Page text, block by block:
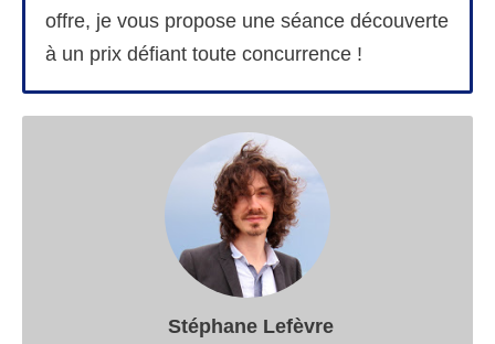
offre, je vous propose une séance découverte
à un prix défiant toute concurrence !
​Stéphane Lefèvre